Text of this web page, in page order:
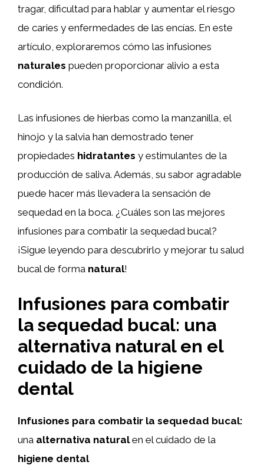
tragar, dificultad para hablar y aumentar el riesgo
de caries y enfermedades de las encías. En este
artículo, exploraremos cómo las infusiones
naturales pueden proporcionar alivio a esta
condición.
Las infusiones de hierbas como la manzanilla, el
hinojo y la salvia han demostrado tener
propiedades hidratantes y estimulantes de la
producción de saliva. Además, su sabor agradable
puede hacer más llevadera la sensación de
sequedad en la boca. ¿Cuáles son las mejores
infusiones para combatir la sequedad bucal?
¡Sigue leyendo para descubrirlo y mejorar tu salud
bucal de forma natural!
Infusiones para combatir
la sequedad bucal: una
alternativa natural en el
cuidado de la higiene
dental
Infusiones para combatir la sequedad bucal:
una alternativa naturalen el cuidado de la
higiene dental